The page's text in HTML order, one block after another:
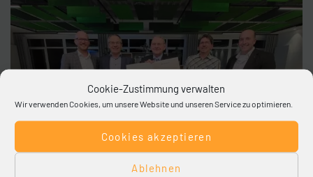
Cookie-Zustimmung verwalten
Wir verwenden Cookies, um unsere Website und unseren Service zu optimieren.
Cookies akzeptieren
Ablehnen